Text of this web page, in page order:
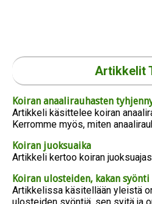
Artikkelit
Koiran anaalirauhasten
Artikkeli käsittelee koiran
Kerromme myös, miten
Koiran juoksuaika
Artikkeli kertoo koiran
Koiran ulosteiden, kakan
Artikkelissa käsitellään yleistä